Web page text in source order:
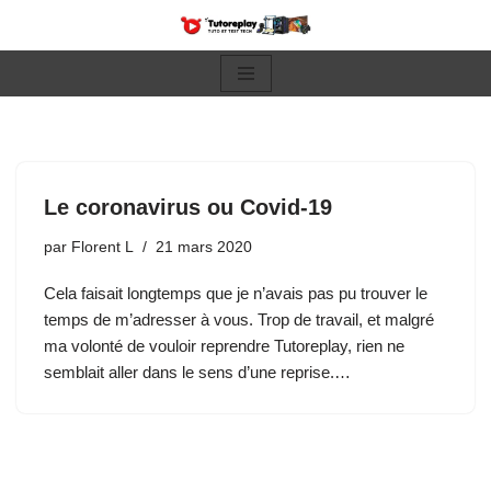
Le coronavirus ou Covid-19
par Florent L 21 mars 2020
Cela faisait longtemps que je n’avais pas pu trouver le
temps de m’adresser à vous. Trop de travail, et malgré
ma volonté de vouloir reprendre Tutoreplay, rien ne
semblait aller dans le sens d’une reprise.…